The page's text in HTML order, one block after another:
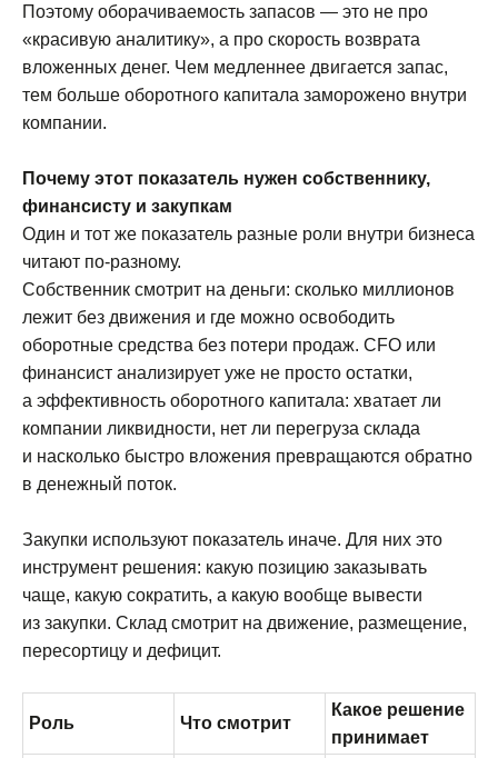
Поэтому оборачиваемость запасов — это не про
«красивую аналитику», а про скорость возврата
вложенных денег. Чем медленнее двигается запас,
тем больше оборотного капитала заморожено внутри
компании.
Почему этот показатель нужен собственнику,
финансисту и закупкам
Один и тот же показатель разные роли внутри бизнеса
читают по-разному.
Собственник смотрит на деньги: сколько миллионов
лежит без движения и где можно освободить
оборотные средства без потери продаж. CFO или
финансист анализирует уже не просто остатки,
а эффективность оборотного капитала: хватает ли
компании ликвидности, нет ли перегруза склада
и насколько быстро вложения превращаются обратно
в денежный поток.
Закупки используют показатель иначе. Для них это
инструмент решения: какую позицию заказывать
чаще, какую сократить, а какую вообще вывести
из закупки. Склад смотрит на движение, размещение,
пересортицу и дефицит.
Роль Что смотрит
Какое решение
принимает